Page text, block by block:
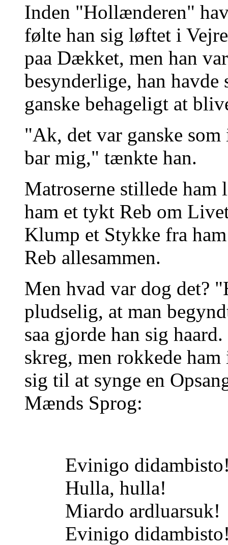
Inden "Hollænderen"
følte han sig løftet i
paa Dækket, men han
besynderlige, han
ganske behageligt at
"Ak, det var ganske
bar mig," tænkte han.
Matroserne stillede
ham et tykt Reb om
Klump et Stykke fra
Reb allesammen.
Men hvad var dog det?
pludselig, at man
saa gjorde han sig
skreg, men rokkede
sig til at synge en
Mænds Sprog:
Evinigo
Hulla, hulla!
Miardo ardluarsuk!
Evinigo